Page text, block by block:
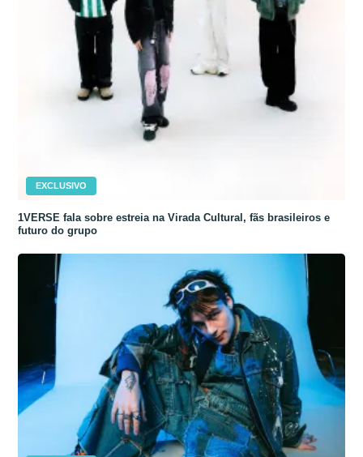
EXCLUSIVO
1VERSE fala sobre estreia na Virada Cultural, fãs brasileiros e
futuro do grupo